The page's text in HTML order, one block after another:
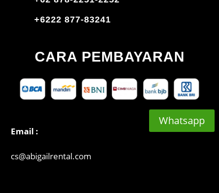
+6222 877-83241
CARA PEMBAYARAN
Email :
cs@abigailrental.com
Whatsapp